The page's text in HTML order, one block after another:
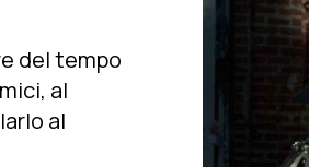
del tempo
al
al